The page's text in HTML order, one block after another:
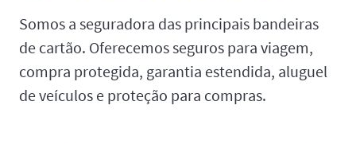
Somos a seguradora das principais bandeiras
de cartão. Oferecemos seguros para viagem,
compra protegida, garantia estendida, aluguel
de veículos e proteção para compras.